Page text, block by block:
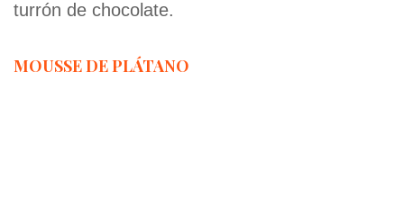
turrón de chocolate.
MOUSSE DE PLÁTANO